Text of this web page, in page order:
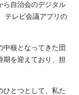
ら自治会のデジタル
テレビ会議アプリの
中核となってきた団
期を迎えており、担
ひとつとして、私た